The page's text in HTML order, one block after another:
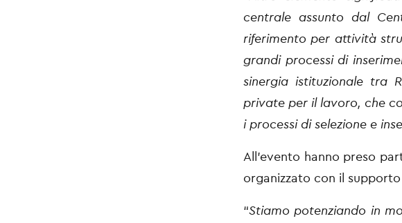
centrale assunto dal
riferimento per attività
grandi processi di
sinergia istituzionale tra
private per il lavoro, che
i processi di selezione e
All’evento hanno preso
organizzato con il
“Stiamo potenziando in